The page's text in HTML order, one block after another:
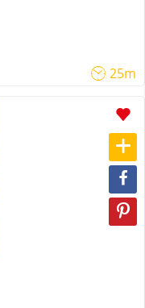
25m